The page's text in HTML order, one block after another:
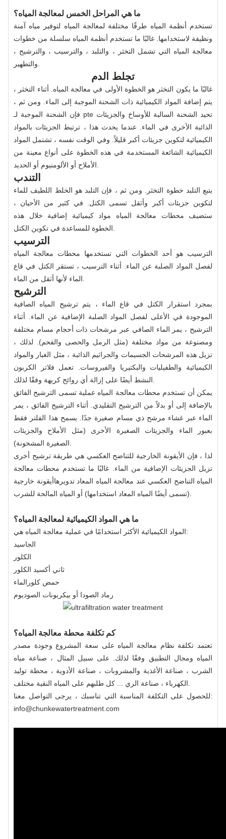
ما هي المراحل الخمس لمعالجة المياه؟
تستخدم أنظمة المياه طرقًا مختلفة لمعالجة المياه لتوفير مياه آمنة
ونظيفة لاستخدامها. غالبًا ما تستخدم أنظمة المياه سلسلة من خطوات
معالجة المياه التي تشمل التخثر ، والتلبد ، والترسيب ، والترشيح ،
تجلط الدم
غالبًا ما يكون التخثر هو الخطوة الأولى في معالجة المياه. أثناء التخثر ،
يتم إضافة المواد الكيميائية ذات الشحنة الموجبة إلى الماء. ومن ثم ،
فإن الشحنة الموجبة لـ pte تحيد الشحنة السالبة للأوساخ والجزيئات
الذائبة الأخرى في الماء. عندما يحدث هذا ، ترتبط الجزيئات بالمواد
الكيميائية لتكوين جزيئات أكبر قليلاً. وفي الوقت نفسه ، تشتمل المواد
الكيميائية الشائعة المستخدمة في هذه الخطوة على أنواع معينة من
التندب
يتبع التلبد خطوة التخثر. ومن ثم ، فإن التلبد هو الخلط اللطيف للماء
لتكوين جزيئات أكبر وأثقل تسمى الكتل. في كثير من الأحيان ،
ستضيف محطات معالجة المياه مواد كيميائية إضافية خلال هذه
الترسيب
الترسيب هو أحد الخطوات التي تستخدمها محطات معالجة المياه
لفصل المواد الصلبة عن الماء. أثناء الترسيب ، تستقر الكتل في قاع
الترشيح
بمجرد استقرار الكتل في قاع الماء ، يتم ترشيح المياه الصافية
الموجودة في الأعلى لفصل المواد الصلبة الإضافية عن الماء. أثناء
الترشيح ، يمر الماء الصافي عبر مرشحات ذات أحجام مسام مختلفة
ومصنوعة من مواد مختلفة (مثل الرمل والحصى والفحم). لذلك ،
تزيل هذه المرشحات الجسيمات والجراثيم الذائبة ، مثل الغبار والمواد
الكيميائية والطفيليات والبكتيريا والفيروسات. تعمل فلاتر الكربون
يمكن أن تستخدم محطات معالجة المياه عملية تسمى الترشيح الفائق
بالإضافة إلى أو بدلاً من الترشيح التقليدي. أثناء الترشيح الفائق ، يمر
الماء عبر غشاء مرشح ذي مسام صغيرة جدًا. يسمح هذا الفلتر فقط
بعبور الماء والجزيئات الصغيرة الأخرى (مثل الأملاح والجزيئات
لذا ، فإن الأيقونة الخارجية للتناضح العكسي هي طريقة ترشيح أخرى
تزيل الجزيئات الإضافية من الماء. غالبًا ما تستخدم محطات معالجة
المياه التناضح العكسي عند معالجة المياه المعاد تدويرهاأيقونة خارجية
ما هي المواد الكيميائية لمعالجة المياه؟
المواد الكيميائية الأكثر استخدامًا في عملية معالجة المياه هي:
الجاسيد
الكلور
ثاني أكسيد الكلور
حمض كلورالماء
رماد الصودا أو بيكربونات الصوديوم
كم تكلفة محطة معالجة المياه؟
تعتمد تكلفة نظام معالجة المياه على سعة المشروع وجودة مصدر
المياه ومجال التطبيق وفقًا لذلك. على سبيل المثال ، صناعة مياه
الشرب ، صناعة الأغذية والمشروبات ، صناعة الأدوية ، محطة توليد
للحصول على التكلفة المناسبة التي تناسبك ، يرجى التواصل معنا:
info@chunkewatertreatment.com